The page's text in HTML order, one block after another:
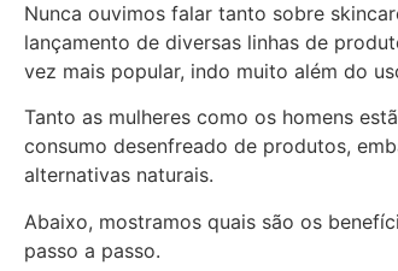
Nunca ouvimos falar tanto sobre
lançamento de diversas linhas de
vez mais popular, indo muito além do
Tanto as mulheres como os homens
consumo desenfreado de produtos,
alternativas naturais.
Abaixo, mostramos quais são os
passo a passo.